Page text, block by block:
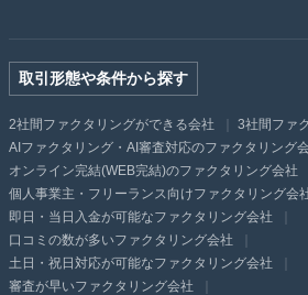
取引形態や条件から探す
2社間ファクタリングができる会社
3社間ファ
AIファクタリング・AI審査対応のファクタリング
オンライン完結(WEB完結)のファクタリング会社
個人事業主・フリーランス向けファクタリング会
即日・当日入金が可能なファクタリング会社
口コミの数が多いファクタリング会社
土日・祝日対応が可能なファクタリング会社
審査が早いファクタリング会社